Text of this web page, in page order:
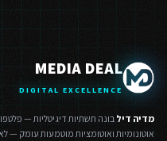
MEDIA DEAL
DIGITAL EXCELLENCE
מדיה דיל
אוטונומיות ואוטומציות מוטמעות עומק —